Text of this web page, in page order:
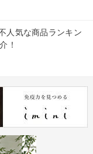
人気な商品ランキン
！